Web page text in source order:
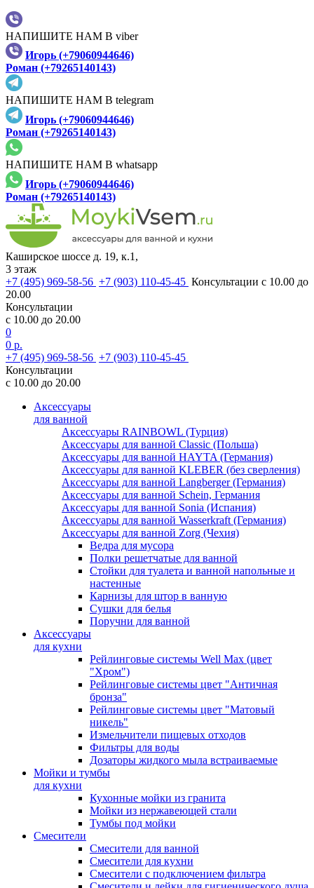
НАПИШИТЕ НАМ В viber
Игорь (+79060944646)
Роман (+79265140143)
НАПИШИТЕ НАМ В telegram
Игорь (+79060944646)
Роман (+79265140143)
НАПИШИТЕ НАМ В whatsapp
Игорь (+79060944646)
Роман (+79265140143)
Каширское шоссе д. 19, к.1,
3 этаж
+7 (495) 969-58-56 +7 (903) 110-45-45 Консультации с 10.00 до
20.00
Консультации
с 10.00 до 20.00
0
0 р.
+7 (495) 969-58-56 +7 (903) 110-45-45
Консультации
с 10.00 до 20.00
Аксессуары
для ванной
Аксессуары RAINBOWL (Турция)
Аксессуары для ванной Classic (Польша)
Аксессуары для ванной HAYTA (Германия)
Аксессуары для ванной KLEBER (без сверления)
Аксессуары для ванной Langberger (Германия)
Аксессуары для ванной Schein, Германия
Аксессуары для ванной Sonia (Испания)
Аксессуары для ванной Wasserkraft (Германия)
Аксессуары для ванной Zorg (Чехия)
Ведра для мусора
Полки решетчатые для ванной
Стойки для туалета и ванной напольные и
настенные
Карнизы для штор в ванную
Сушки для белья
Поручни для ванной
Аксессуары
для кухни
Рейлинговые системы Well Max (цвет
"Хром")
Рейлинговые системы цвет "Античная
бронза"
Рейлинговые системы цвет "Матовый
никель"
Измельчители пищевых отходов
Фильтры для воды
Дозаторы жидкого мыла встраиваемые
Мойки и тумбы
для кухни
Кухонные мойки из гранита
Мойки из нержавеющей стали
Тумбы под мойки
Смесители
Смесители для ванной
Смесители для кухни
Смесители с подключением фильтра